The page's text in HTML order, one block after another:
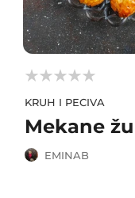



KRUH I PECIVA
Mekane
EMINAB